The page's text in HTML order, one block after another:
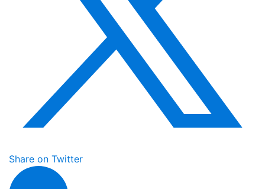
Share on Twitter